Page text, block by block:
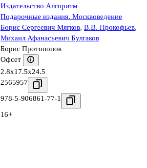
Издательство Алгоритм
Подарочные издания. Москвоведение
Борис Сергеевич Мягков, В.В. Прокофьев,
Михаил Афанасьевич Булгаков
Борис Протопопов
Офсет
2.8x17.5x24.5
2565957
978-5-906861-77-1
16+